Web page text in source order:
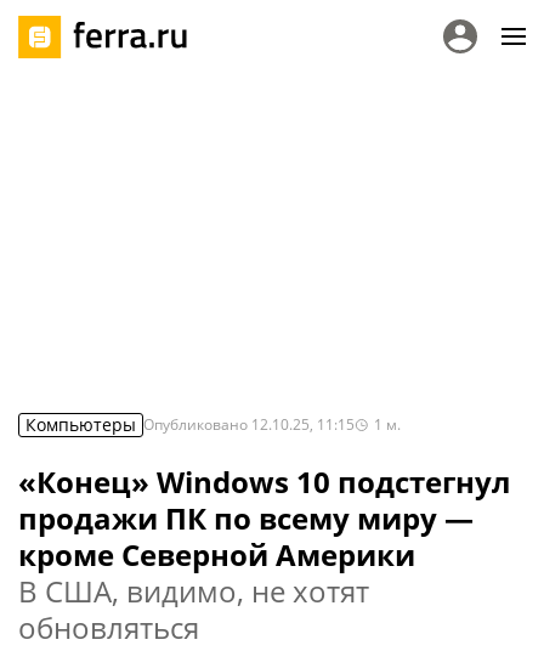
Компьютеры Опубликовано 12.10.25, 11:15 1 м.
«Конец» Windows 10 подстегнул
продажи ПК по всему миру —
кроме Северной Америки
В США, видимо, не хотят
обновляться